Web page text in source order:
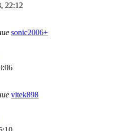
22:12
sonic2006+
vitek898